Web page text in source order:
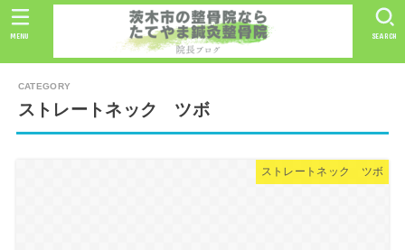
SEARCH
MENU
ストレートネック ツボ
ストレートネック ツボ